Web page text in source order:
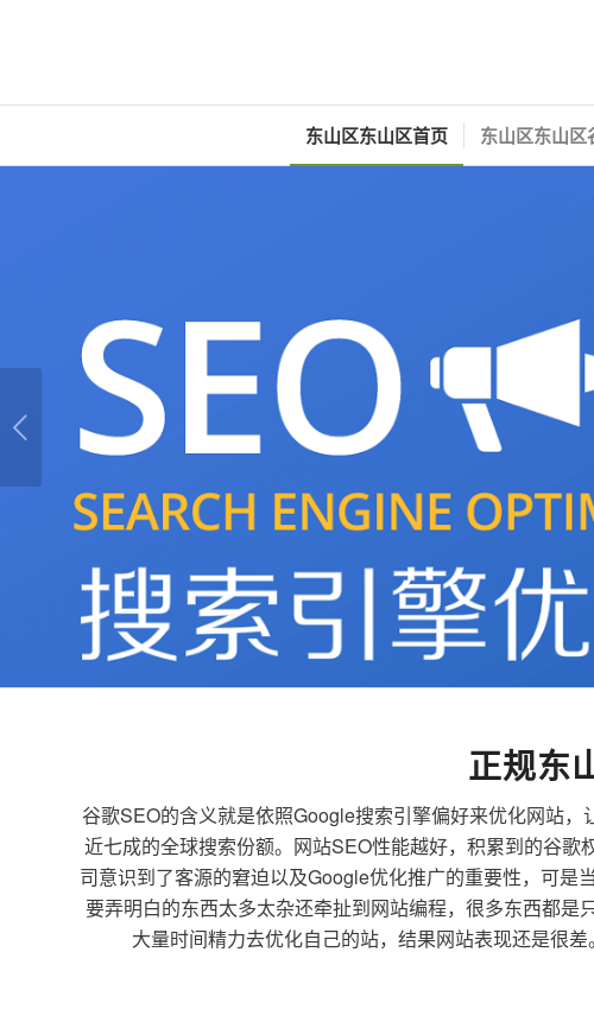
东山区东山区首页 东山区东山区
正规东
谷歌SEO的含义就是依照Google搜索引擎偏好来优化网站
近七成的全球搜索份额。网站SEO性能越好，积累到的谷
司意识到了客源的窘迫以及Google优化推广的重要性，可
要弄明白的东西太多太杂还牵扯到网站编程，很多东西都
大量时间精力去优化自己的站，结果网站表现还是很